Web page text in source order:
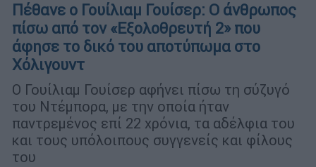
Πέθανε ο Γουίλιαμ Γουίσερ: Ο άνθρωπος
πίσω από τον «Εξολοθρευτή 2» που
άφησε το δικό του αποτύπωμα στο
Χόλιγουντ
Ο Γουίλιαμ Γουίσερ αφήνει πίσω τη σύζυγό
του Ντέμπορα, με την οποία ήταν
παντρεμένος επί 22 χρόνια, τα αδέλφια του
και τους υπόλοιπους συγγενείς και φίλους
του